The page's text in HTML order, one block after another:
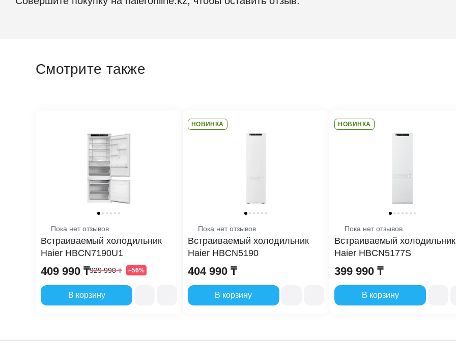
Объем камер
Общий полезный объем, л
Отличительные особенности
Уровень шума, дБ
Морозильное отделение
Холодильное отделение
Смотрите также
Пока нет отзывов
Встраиваемый холодильник
Haier HBCN7190U1
409 990 ₸929 990 ₸ –56%
В корзину
НОВИНКА
Пока нет отзывов
Встраиваемый холодильник
Haier HBCN5190
404 990 ₸
В корзину
НОВИНКА
Пока нет отзывов
Встраиваемый холодильник
Haier HBCN5177S
399 990 ₸
В корзину